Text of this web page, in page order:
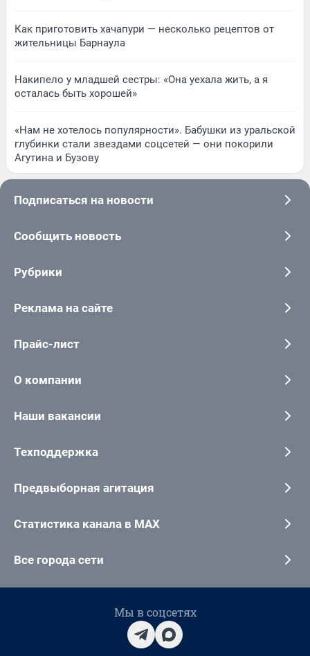
Как приготовить хачапури — несколько рецептов от
жительницы Барнаула
Накипело у младшей сестры: «Она уехала жить, а я
осталась быть хорошей»
«Нам не хотелось популярности». Бабушки из уральской
глубинки стали звездами соцсетей — они покорили
Агутина и Бузову
Подписаться на новости
Сообщить новость
Рубрики
Реклама на сайте
Прайс-лист
О компании
Наши вакансии
Техподдержка
Предвыборная агитация
Статистика канала в MAX
Все города сети
Мы в соцсетях